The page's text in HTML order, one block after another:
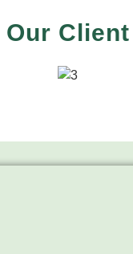
Our Client